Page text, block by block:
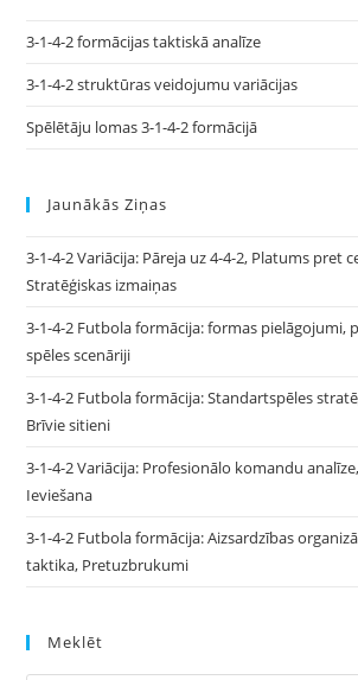
3-1-4-2 formācijas taktiskā analīze
3-1-4-2 struktūras veidojumu variācijas
Spēlētāju lomas 3-1-4-2 formācijā
Jaunākās Ziņas
3-1-4-2 Variācija: Pāreja uz 4-4-2, Platums pret
Stratēģiskas izmaiņas
3-1-4-2 Futbola formācija: formas pielāgojumi,
spēles scenāriji
3-1-4-2 Futbola formācija: Standartspēles
Brīvie sitieni
3-1-4-2 Variācija: Profesionālo komandu
Ieviešana
3-1-4-2 Futbola formācija: Aizsardzības
taktika, Pretuzbrukumi
Meklēt